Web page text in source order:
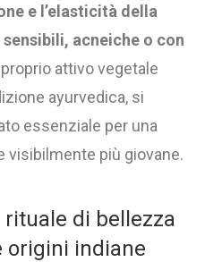
e l’elasticità della
acneiche o con
attivo vegetale
ayurvedica, si
essenziale per una
visibilmente più giovane.
di bellezza
origini indiane